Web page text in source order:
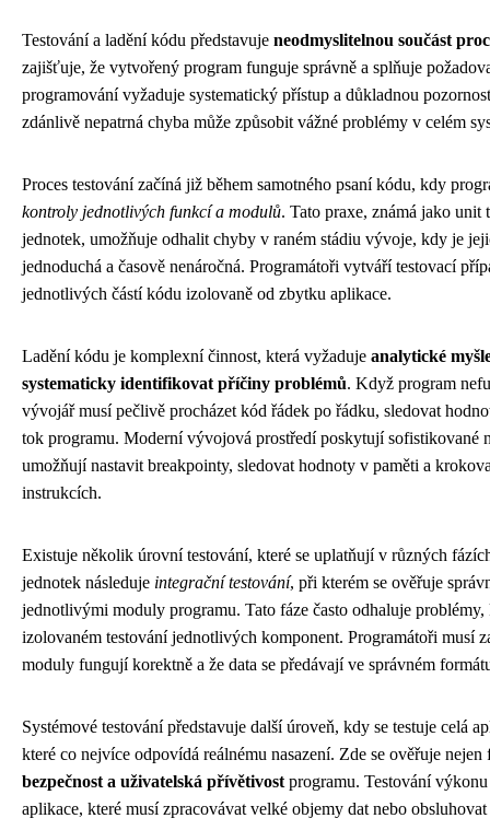
Testování a ladění kódu představuje neodmyslitelnou součást
zajišťuje, že vytvořený program funguje správně a splňuje
programování vyžaduje systematický přístup a důkladnou
zdánlivě nepatrná chyba může způsobit vážné problémy v celém
Proces testování začíná již během samotného psaní kódu, kdy
kontroly jednotlivých funkcí a modulů. Tato praxe, známá jako unit
jednotek, umožňuje odhalit chyby v raném stádiu vývoje, kdy je
jednoduchá a časově nenáročná. Programátoři vytváří testovací
jednotlivých částí kódu izolovaně od zbytku aplikace.
Ladění kódu je komplexní činnost, která vyžaduje analytické
systematicky identifikovat příčiny problémů. Když program
vývojář musí pečlivě procházet kód řádek po řádku, sledovat
tok programu. Moderní vývojová prostředí poskytují sofistikované
umožňují nastavit breakpointy, sledovat hodnoty v paměti a
instrukcích.
Existuje několik úrovní testování, které se uplatňují v různých
jednotek následuje integrační testování, při kterém se ověřuje
jednotlivými moduly programu. Tato fáze často odhaluje
izolovaném testování jednotlivých komponent. Programátoři musí
moduly fungují korektně a že data se předávají ve správném
Systémové testování představuje další úroveň, kdy se testuje celá
které co nejvíce odpovídá reálnému nasazení. Zde se ověřuje
bezpečnost a uživatelská přívětivost programu. Testování
aplikace, které musí zpracovávat velké objemy dat nebo